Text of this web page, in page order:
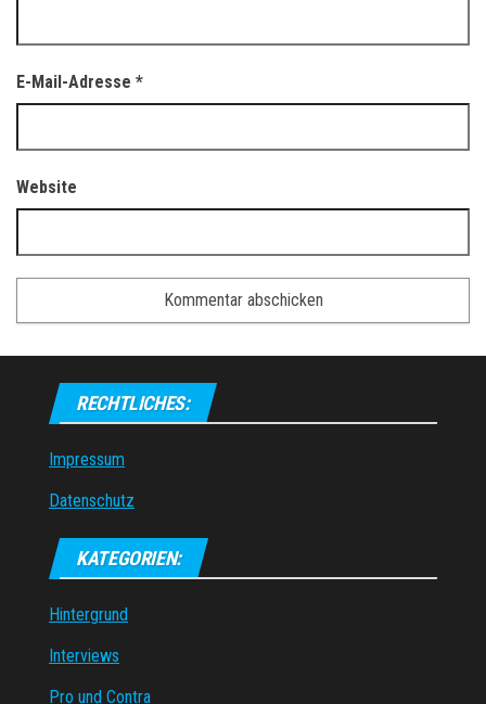
E-Mail-Adresse *
Website
RECHTLICHES:
Impressum
Datenschutz
KATEGORIEN:
Hintergrund
Interviews
Pro und Contra